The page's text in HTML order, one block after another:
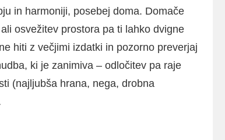
in harmoniji, posebej doma. Domače
osvežitev prostora pa ti lahko dvigne
hiti z večjimi izdatki in pozorno preverjaj
ki je zanimiva – odločitev pa raje
(najljubša hrana, nega, drobna